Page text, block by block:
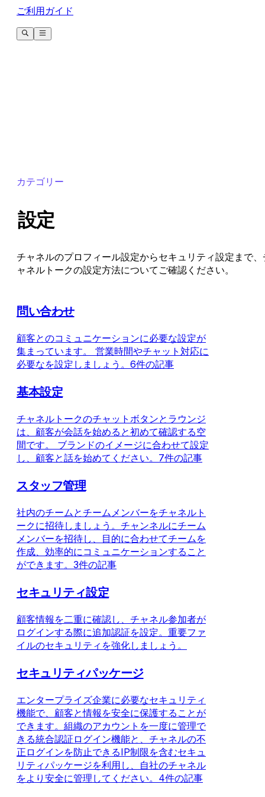
ご利用ガイド
カテゴリー
設定
チャネルのプロフィール設定からセキュリティ設定まで、
ャネルトークの設定方法についてご確認ください。
問い合わせ
顧客とのコミュニケーションに必要な設定が
集まっています。 営業時間やチャット対応に
必要なを設定しましょう。 6件の記事
基本設定
チャネルトークのチャットボタンとラウンジ
は、顧客が会話を始めると初めて確認する空
間です。 ブランドのイメージに合わせて設定
し、顧客と話を始めてください。 7件の記事
スタッフ管理
社内のチームとチームメンバーをチャネルト
ークに招待しましょう。チャンネルにチーム
メンバーを招待し、目的に合わせてチームを
作成、効率的にコミュニケーションすること
ができます。 3件の記事
セキュリティ設定
顧客情報を二重に確認し、チャネル参加者が
ログインする際に追加認証を設定。重要ファ
イルのセキュリティを強化しましょう。
セキュリティパッケージ
エンタープライズ企業に必要なセキュリティ
機能で、顧客と情報を安全に保護することが
できます。組織のアカウントを一度に管理で
きる統合認証ログイン機能と、チャネルの不
正ログインを防止できるIP制限を含むセキュ
リティパッケージを利用し、自社のチャネル
をより安全に管理してください。 4件の記事